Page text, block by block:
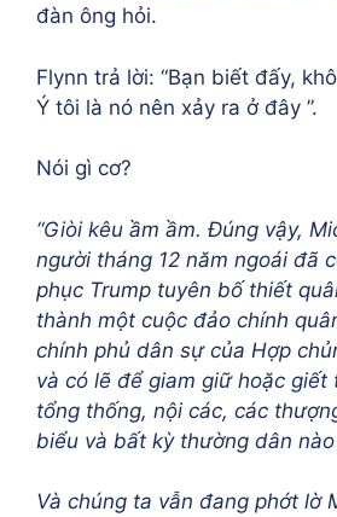
đàn ông hỏi.
Flynn trả lời: “Bạn biết đấy,
Ý tôi là nó nên xảy ra ở đây ”.
Nói gì cơ?
“Giòi kêu ầm ầm. Đúng vậy,
người tháng 12 năm ngoái đã
phục Trump tuyên bố thiết
thành một cuộc đảo chính
chính phủ dân sự của Hợp
và có lẽ để giam giữ hoặc giết
tổng thống, nội các, các
biểu và bất kỳ thường dân
Và chúng ta vẫn đang phớt lờ